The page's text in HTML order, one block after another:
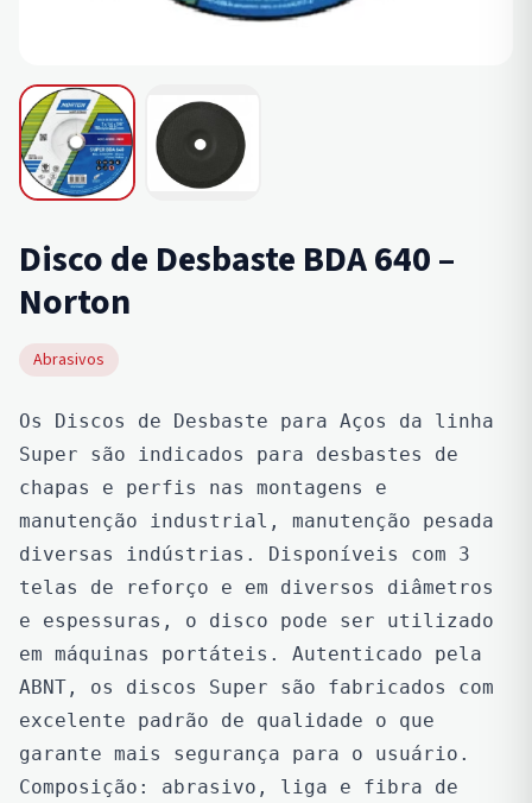
Disco de Desbaste BDA 640 –
Norton
Abrasivos
Os Discos de Desbaste para Aços da linha
Super são indicados para desbastes de
chapas e perfis nas montagens e
manutenção industrial, manutenção pesada
diversas indústrias. Disponíveis com 3
telas de reforço e em diversos diâmetros
e espessuras, o disco pode ser utilizado
em máquinas portáteis. Autenticado pela
ABNT, os discos Super são fabricados com
excelente padrão de qualidade o que
garante mais segurança para o usuário.
Composição: abrasivo, liga e fibra de